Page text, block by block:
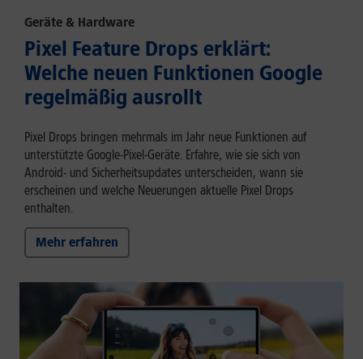
Geräte & Hardware
Pixel Feature Drops erklärt:
Welche neuen Funktionen Google
regelmäßig ausrollt
Pixel Drops bringen mehrmals im Jahr neue Funktionen auf
unterstützte Google-Pixel-Geräte. Erfahre, wie sie sich von
Android- und Sicherheitsupdates unterscheiden, wann sie
erscheinen und welche Neuerungen aktuelle Pixel Drops
enthalten.
Mehr erfahren